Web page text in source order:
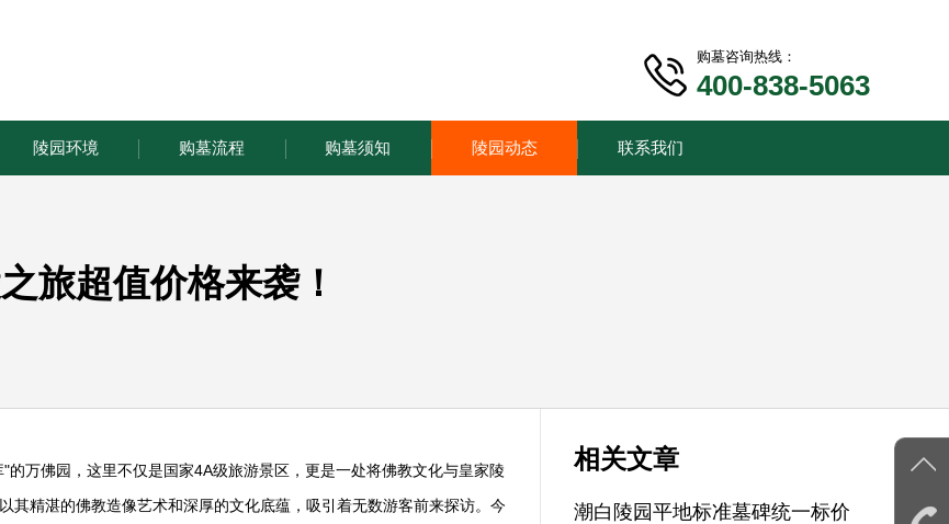
购墓咨询热线：
400-838-5063
陵园环境 购墓流程 购墓须知 陵园动态 联系我们
旅超值价格来袭！
万佛园，这里不仅是国家4A级旅游景区，更是一处将佛教文化与皇家陵
其精湛的佛教造像艺术和深厚的文化底蕴，吸引着无数游客前来探访。今
相关文章
潮白陵园平地标准墓碑统一标价